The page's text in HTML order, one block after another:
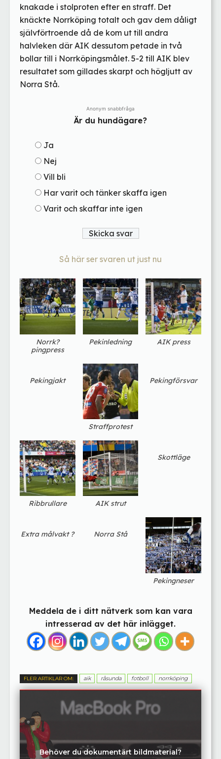
knakade i stolproten efter en straff. Det
knäckte Norrköping totalt och gav dem dåligt
självförtroende då de kom ut till andra
halvleken där AIK dessutom petade in två
bollar till i Norrköpingsmålet. 5-2 till AIK blev
resultatet som gillades skarpt och högljutt av
Norra Stå.
Anonym snabbfråga
Är du hundägare?
Ja
Nej
Vill bli
Har varit och tänker skaffa igen
Varit och skaffar inte igen
Så här ser svaren ut just nu
Norrk?
pingpress
Pekinledning AIK press
Pekingjakt
Straffprotest
Pekingförsvar
Ribbrullare AIK strut
Skottläge
Extra målvakt ? Norra Stå
Pekingneser
Meddela de i ditt nätverk som kan vara
intresserad av det här inlägget.
FLER ARTIKLAR OM: aik råsunda fotboll norrköping
Behöver du dokumentärt bildmaterial?